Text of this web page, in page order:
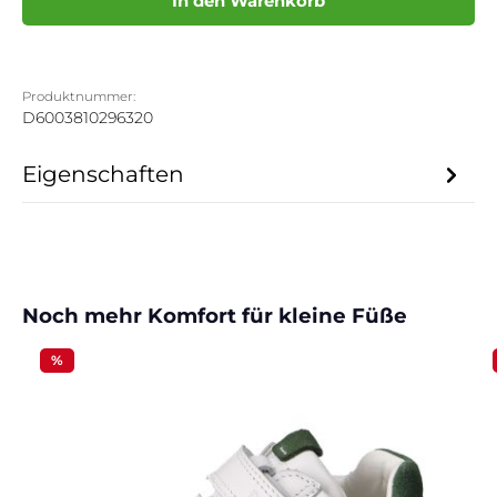
Produktnummer:
D6003810296320
Eigenschaften
Produktgalerie überspringen
Noch mehr Komfort für kleine Füße
%